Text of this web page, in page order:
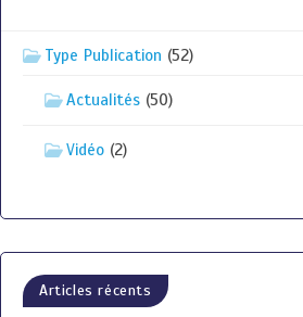
Type Publication (52)
Actualités (50)
Vidéo (2)
Articles récents